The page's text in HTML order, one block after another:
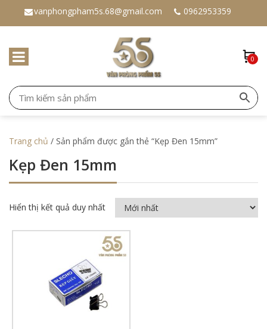
vanphongpham5s.68@gmail.com 0962953359
0
Trang chủ / Sản phẩm được gắn thẻ “Kẹp Đen 15mm”
Kẹp Đen 15mm
Hiển thị kết quả duy nhất